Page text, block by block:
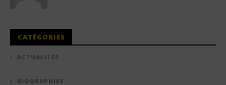
CATÉGORIES
ACTUALITÉS
BIOGRAPHIES